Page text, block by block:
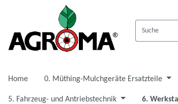
Hauptinhalt springen
Zur Hauptnavigation springen
Home 0. Müthing-Mulchgeräte Ersatzteile
5. Fahrzeug- und Antriebstechnik 6.